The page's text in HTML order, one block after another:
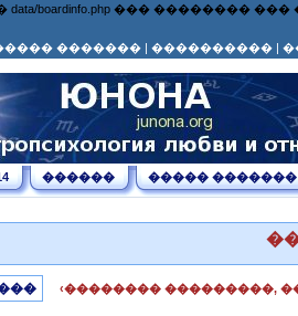
boardinfo.php ���
������� | ���������� |
������ ����� �������
‹�������� ���������,